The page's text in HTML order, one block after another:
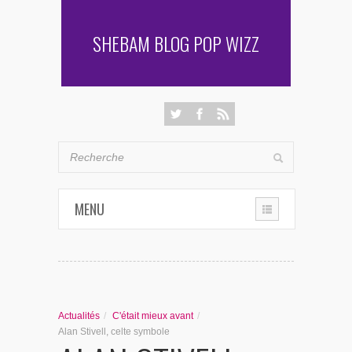
SHEBAM BLOG POP WIZZ
MENU
PENSÉES & AUTRES AVENTURES
Actualités / C'était mieux avant /
Alan Stivell, celte symbole